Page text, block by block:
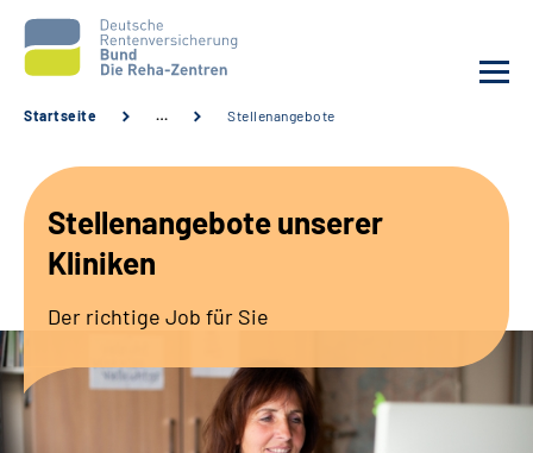
Unsere Kliniken
Sozialdienste & Zuweisende
Startseite … Stellenangebote
Stellenangebote unserer
Kliniken
Der richtige Job für Sie